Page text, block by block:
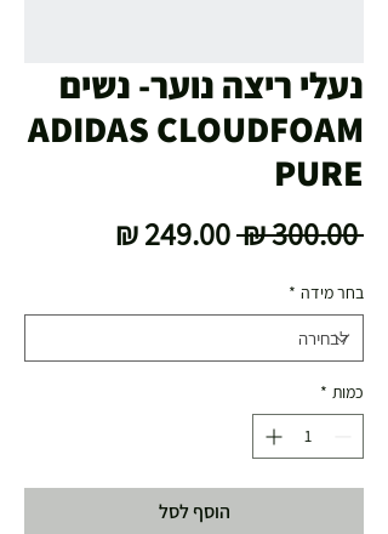
נעלי ריצה נוער- נשים
ADIDAS CLOUDFOAM
PURE
‏300.00 ‏₪
מחיר
בחר מידה *
כמות *
הוסף לסל